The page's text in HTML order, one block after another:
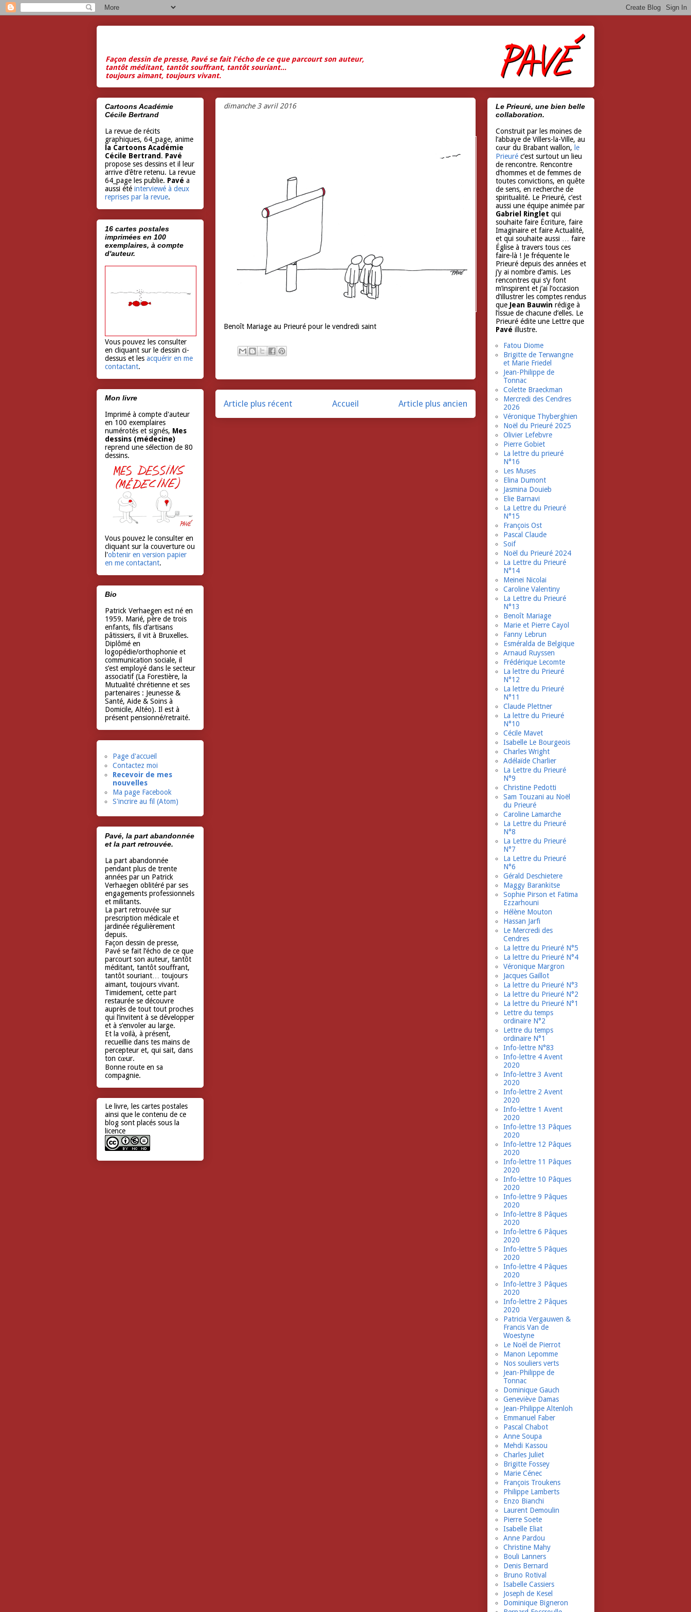
Façon dessin de presse, Pavé se fait l'écho de ce que parcourt son auteur,
tantôt méditant, tantôt souffrant, tantôt souriant...
toujours aimant, toujours vivant.
dimanche 3 avril 2016
Benoît Mariage au Prieuré pour le vendredi saint
Article plus récent Article plus ancien
Accueil
Cartoons Académie
Cécile Bertrand
La revue de récits
graphiques, 64_page, anime
la Cartoons Académie
Cécile Bertrand. Pavé
propose ses dessins et il leur
arrive d’être retenu. La revue
64_page les publie. Pavé a
aussi été interviewé à deux
reprises par la revue.
16 cartes postales
imprimées en 100
exemplaires, à compte
d'auteur.
Vous pouvez les consulter
en cliquant sur le dessin ci-
dessus et les acquérir en me
contactant.
Mon livre
Imprimé à compte d'auteur
en 100 exemplaires
numérotés et signés, Mes
dessins (médecine)
reprend une sélection de 80
dessins.
Vous pouvez le consulter en
cliquant sur la couverture ou
l'obtenir en version papier
en me contactant.
Bio
Patrick Verhaegen est né en
1959. Marié, père de trois
enfants, fils d’artisans
pâtissiers, il vit à Bruxelles.
Diplômé en
logopédie/orthophonie et
communication sociale, il
s’est employé dans le secteur
associatif (La Forestière, la
Mutualité chrétienne et ses
partenaires : Jeunesse &
Santé, Aide & Soins à
Domicile, Altéo). Il est à
présent pensionné/retraité.
Page d'accueil
Contactez moi
Recevoir de mes
nouvelles
Ma page Facebook
S'incrire au fil (Atom)
Pavé, la part abandonnée
et la part retrouvée.
La part abandonnée
pendant plus de trente
années par un Patrick
Verhaegen oblitéré par ses
engagements professionnels
et militants.
La part retrouvée sur
prescription médicale et
jardinée régulièrement
depuis.
Façon dessin de presse,
Pavé se fait l’écho de ce que
parcourt son auteur, tantôt
méditant, tantôt souffrant,
tantôt souriant… toujours
aimant, toujours vivant.
Timidement, cette part
restaurée se découvre
auprès de tout tout proches
qui l’invitent à se développer
et à s’envoler au large.
Et la voilà, à présent,
recueillie dans tes mains de
percepteur et, qui sait, dans
ton cœur.
Bonne route en sa
compagnie.
Le livre, les cartes postales
ainsi que le contenu de ce
blog sont placés sous la
licence
Le Prieuré, une bien belle
collaboration.
Construit par les moines de
l’abbaye de Villers-la-Ville, au
cœur du Brabant wallon, le
Prieuré c’est surtout un lieu
de rencontre. Rencontre
d’hommes et de femmes de
toutes convictions, en quête
de sens, en recherche de
spiritualité. Le Prieuré, c’est
aussi une équipe animée par
Gabriel Ringlet qui
souhaite faire Écriture, faire
Imaginaire et faire Actualité,
et qui souhaite aussi … faire
Église à travers tous ces
faire-là ! Je fréquente le
Prieuré depuis des années et
j’y ai nombre d’amis. Les
rencontres qui s’y font
m’inspirent et j’ai l’occasion
d’illustrer les comptes rendus
que Jean Bauwin rédige à
l’issue de chacune d’elles. Le
Prieuré édite une Lettre que
Pavé illustre.
Fatou Diome
Brigitte de Terwangne
et Marie Friedel
Jean-Philippe de
Tonnac
Colette Braeckman
Mercredi des Cendres
2026
Véronique Thyberghien
Noël du Prieuré 2025
Olivier Lefebvre
Pierre Gobiet
La lettre du prieuré
N°16
Les Muses
Elina Dumont
Jasmina Douieb
Elie Barnavi
La Lettre du Prieuré
N°15
François Ost
Pascal Claude
Soif
Noël du Prieuré 2024
La Lettre du Prieuré
N°14
Meinei Nicolai
Caroline Valentiny
La Lettre du Prieuré
N°13
Benoît Mariage
Marie et Pierre Cayol
Fanny Lebrun
Esméralda de Belgique
Arnaud Ruyssen
Frédérique Lecomte
La lettre du Prieuré
N°12
La lettre du Prieuré
N°11
Claude Plettner
La lettre du Prieuré
N°10
Cécile Mavet
Isabelle Le Bourgeois
Charles Wright
Adélaïde Charlier
La Lettre du Prieuré
N°9
Christine Pedotti
Sam Touzani au Noël
du Prieuré
Caroline Lamarche
La Lettre du Prieuré
N°8
La Lettre du Prieuré
N°7
La Lettre du Prieuré
N°6
Gérald Deschietere
Maggy Barankitse
Sophie Pirson et Fatima
Ezzarhouni
Hélène Mouton
Hassan Jarfi
Le Mercredi des
Cendres
La lettre du Prieuré N°5
La lettre du Prieuré N°4
Véronique Margron
Jacques Gaillot
La lettre du Prieuré N°3
La lettre du Prieuré N°2
La lettre du Prieuré N°1
Lettre du temps
ordinaire N°2
Lettre du temps
ordinaire N°1
Info-lettre N°83
Info-lettre 4 Avent
2020
Info-lettre 3 Avent
2020
Info-lettre 2 Avent
2020
Info-lettre 1 Avent
2020
Info-lettre 13 Pâques
2020
Info-lettre 12 Pâques
2020
Info-lettre 11 Pâques
2020
Info-lettre 10 Pâques
2020
Info-lettre 9 Pâques
2020
Info-lettre 8 Pâques
2020
Info-lettre 6 Pâques
2020
Info-lettre 5 Pâques
2020
Info-lettre 4 Pâques
2020
Info-lettre 3 Pâques
2020
Info-lettre 2 Pâques
2020
Patricia Vergauwen &
Francis Van de
Woestyne
Le Noël de Pierrot
Manon Lepomme
Nos souliers verts
Jean-Philippe de
Tonnac
Dominique Gauch
Geneviève Damas
Jean-Philippe Altenloh
Emmanuel Faber
Pascal Chabot
Anne Soupa
Mehdi Kassou
Charles Juliet
Brigitte Fossey
Marie Cénec
François Troukens
Philippe Lamberts
Enzo Bianchi
Laurent Demoulin
Pierre Soete
Isabelle Eliat
Anne Pardou
Christine Mahy
Bouli Lanners
Denis Bernard
Bruno Rotival
Isabelle Cassiers
Joseph de Kesel
Dominique Bigneron